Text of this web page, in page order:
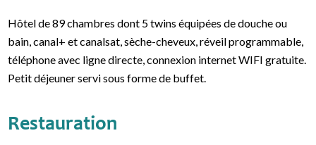
Hôtel de 89 chambres dont 5 twins équipées de douche ou
bain, canal+ et canalsat, sèche-cheveux, réveil programmable,
téléphone avec ligne directe, connexion internet WIFI gratuite.
Petit déjeuner servi sous forme de buffet.
Restauration